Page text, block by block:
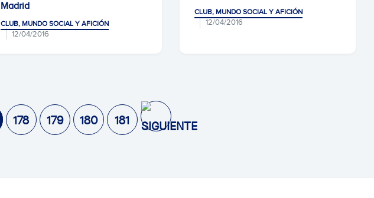
Madrid
CLUB, MUNDO SOCIAL Y AFICIÓN
12/04/2016
CLUB, MUNDO SOCIAL Y AFICIÓN
12/04/2016
178 179 180 181